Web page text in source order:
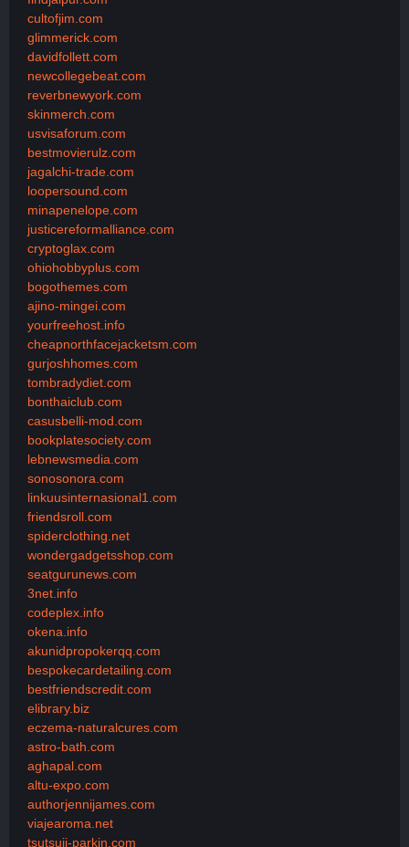
cultofjim.com
glimmerick.com
davidfollett.com
newcollegebeat.com
reverbnewyork.com
skinmerch.com
usvisaforum.com
bestmovierulz.com
jagalchi-trade.com
loopersound.com
minapenelope.com
justicereformalliance.com
cryptoglax.com
ohiohobbyplus.com
bogothemes.com
ajino-mingei.com
yourfreehost.info
cheapnorthfacejacketsm.com
gurjoshhomes.com
tombradydiet.com
bonthaiclub.com
casusbelli-mod.com
bookplatesociety.com
lebnewsmedia.com
sonosonora.com
linkuusinternasional1.com
friendsroll.com
spiderclothing.net
wondergadgetsshop.com
seatgurunews.com
3net.info
codeplex.info
okena.info
akunidpropokerqq.com
bespokecardetailing.com
bestfriendscredit.com
elibrary.biz
eczema-naturalcures.com
astro-bath.com
aghapal.com
altu-expo.com
authorjennijames.com
viajearoma.net
tsutsuji-parkin.com